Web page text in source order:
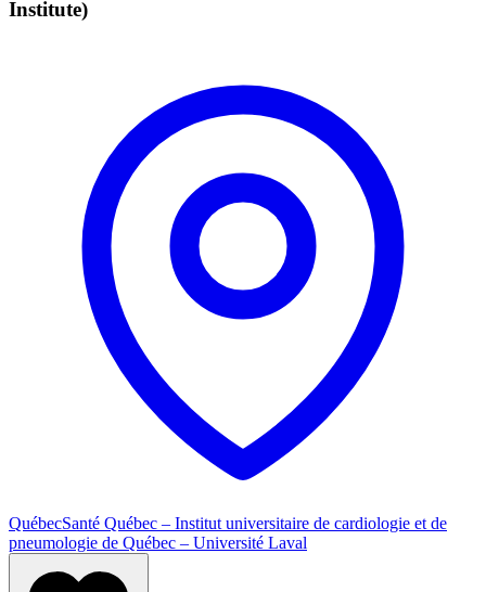
Institute)
QuébecSanté Québec – Institut universitaire de cardiologie et de
pneumologie de Québec – Université Laval